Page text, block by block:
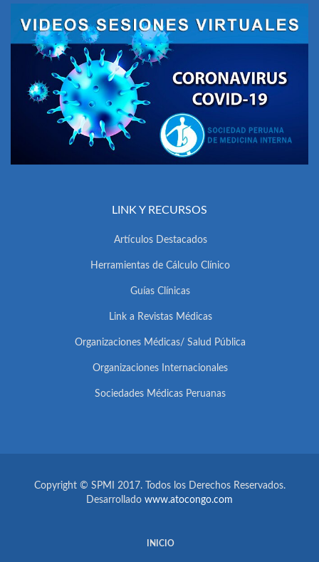
LINK Y RECURSOS
Artículos Destacados
Herramientas de Cálculo Clínico
Guías Clínicas
Link a Revistas Médicas
Organizaciones Médicas/ Salud Pública
Organizaciones Internacionales
Sociedades Médicas Peruanas
Copyright © SPMI 2017. Todos los Derechos Reservados.
Desarrollado www.atocongo.com
INICIO